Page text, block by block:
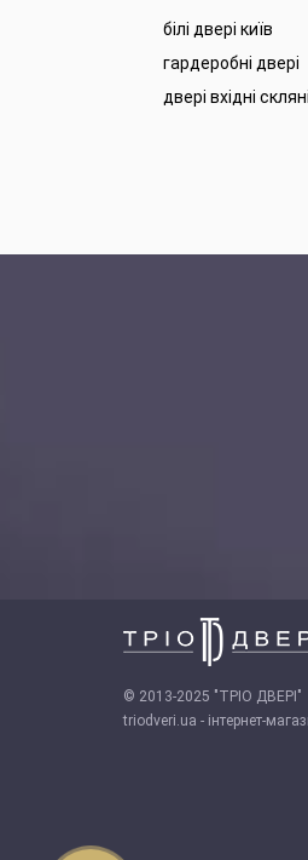
білі двері київ
гардеробні двері
двері вхідні
© 2013-2025 "ТРІО ДВЕРІ"
triodveri.ua - інтернет-